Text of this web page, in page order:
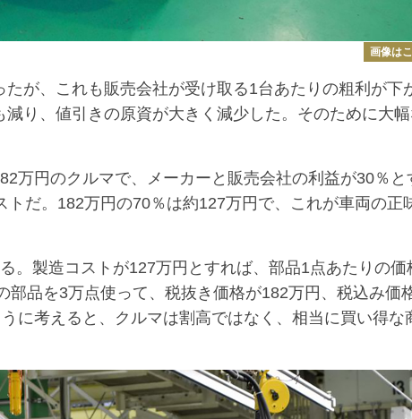
画像は
が、これも販売会社が受け取る1台あたりの粗利が下
り、値引きの原資が大きく減少した。そのために大
万円のクルマで、メーカーと販売会社の利益が30％と
だ。182万円の70％は約127万円で、これが車両の正
。製造コストが127万円とすれば、部品1点あたりの価
品を3万点使って、税抜き価格が182万円、税込み価
に考えると、クルマは割高ではなく、相当に買い得な